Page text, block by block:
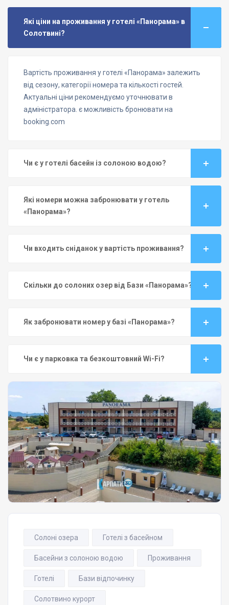
Які ціни на проживання у готелі «Панорама» в
Солотвині?
Вартість проживання у готелі «Панорама» залежить
від сезону, категорії номера та кількості гостей.
Актуальні ціни рекомендуємо уточнювати в
адміністратора. є можливість бронювати на
booking.com
Чи є у готелі басейн із солоною водою?
Які номери можна забронювати у готель
«Панорама»?
Чи входить сніданок у вартість проживання?
Скільки до солоних озер від Бази «Панорама»?
Як забронювати номер у базі «Панорама»?
Чи є у парковка та безкоштовний Wi-Fi?
Солоні озера Готелі з басейном
Басейни з солоною водою Проживання
Готелі Бази відпочинку
Солотвино курорт